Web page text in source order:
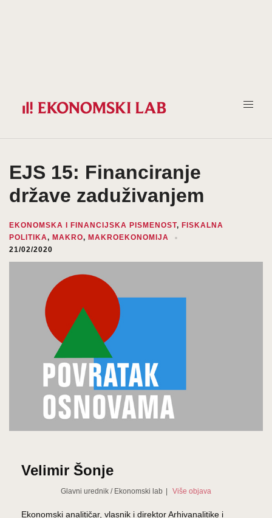
EJS 15: Financiranje
države zaduživanjem
EKONOMSKA I FINANCIJSKA PISMENOST, FISKALNA
POLITIKA, MAKRO, MAKROEKONOMIJA
21/02/2020
Velimir Šonje
Glavni urednik / Ekonomski lab Više objava
Ekonomski analitičar, vlasnik i direktor Arhivanalitike i